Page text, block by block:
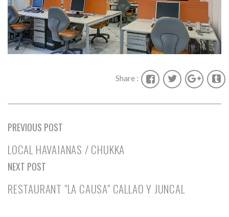
Share :
PREVIOUS POST
LOCAL HAVAIANAS / CHUKKA
NEXT POST
RESTAURANT "LA CAUSA" CALLAO Y JUNCAL